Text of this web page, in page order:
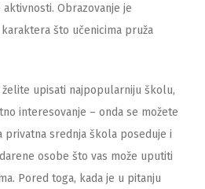
Obrazovanje je
što učenicima pruža
upisati najpopularniju školu,
interesovanje – onda se možete
privatna srednja škola poseduje i
osobe što vas može uputiti
Pored toga, kada je u pitanju